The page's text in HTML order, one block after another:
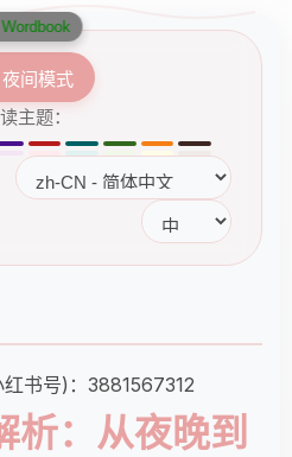
夜间模式
主题：
书号)：3881567312
析：从夜晚到